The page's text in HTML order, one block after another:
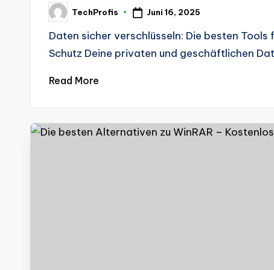
Posted
by
TechProfis Juni 16, 2025
Daten sicher verschlüsseln: Die besten Tools
Schutz Deine privaten und geschäftlichen
Read More